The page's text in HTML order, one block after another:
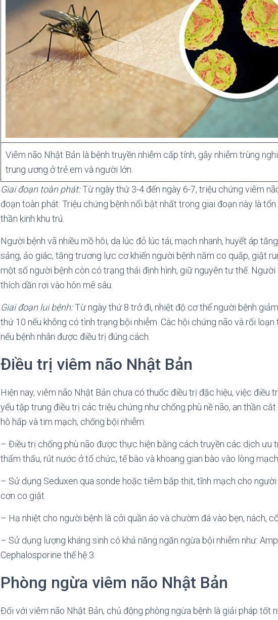
Viêm não Nhật Bản là bệnh truyền nhiễm cấp tính, gây nhiễm trùng
trung ương ở trẻ em và người lớn.
Giai đoạn toàn phát:Từ ngày thứ 3-4 đến ngày 6-7, triệu chứng viêm
đoạn toàn phát. Triệu chứng bệnh nổi bật nhất trong giai đoạn này là
thần kinh khu trú.
Người bệnh vã nhiều mồ hôi, da lúc đỏ lúc tái, mạch nhanh, huyết áp
sảng, ảo giác, tăng trương lực cơ khiến người bệnh nằm co quắp, giật
một số người bệnh còn có trạng thái định hình, giữ nguyên tư thế.
thích dần rơi vào hôn mê sâu.
Giai đoạn lui bệnh:Từ ngày thứ 8 trở đi, nhiệt độ cơ thể người bệnh
thứ 10 nếu không có tình trạng bội nhiễm. Các hội chứng não và rối
nếu bệnh nhân được điều trị đúng cách.
Điều trị viêm não Nhật Bản
Hiện nay, viêm não Nhật Bản chưa có thuốc điều trị đặc hiệu, việc điều
yếu tập trung điều trị các triệu chứng như chống phù nề não, an thần
hô hấp và tim mạch, chống bội nhiễm.
– Điều trị chống phù não được thực hiện bằng cách truyền các dịch ưu
thẩm thấu, rút nước ở tổ chức, tế bào và khoang gian bào vào lòng mạch.
– Sử dụng Seduxen qua sonde hoặc tiêm bắp thịt, tĩnh mạch cho người
cơn co giật.
– Hạ nhiệt cho người bệnh là cởi quần áo và chườm đá vào bẹn, nách,
– Sử dụng lượng kháng sinh có khả năng ngăn ngừa bội nhiễm như:
Cephalosporine thế hệ 3.
Phòng ngừa viêm não Nhật Bản
Đối với viêm não Nhật Bản, chủ động phòng ngừa bệnh là giải pháp tốt